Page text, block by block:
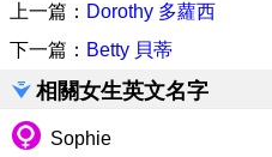
上一篇： Dorothy 多蘿西
下一篇： Betty 貝蒂
相關女生英文名字
Sophie